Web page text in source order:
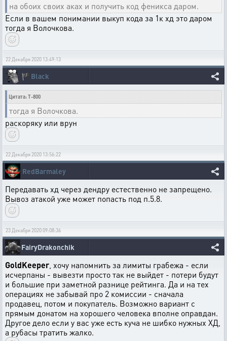
на обоих своих аках и получить код феникса даром.
Если в вашем понимании выкуп кода за 1к хд это даром
тогда я Волочкова.
22 Декабря 2020 13:49:13
🏴 Black
Цитата: T-800
тогда я Волочкова.
раскоряку или врун
22 Декабря 2020 13:56:22
RedBarmaley
Передавать хд через дендру естественно не запрещено.
Вывоз атакой уже может попасть под п.5.8.
23 Декабря 2020 09:08:36
FairyDrakonchik
GoldKeeper , хочу напомнить за лимиты грабежа - если
исчерпаны - вывезти просто так не выйдет - потери будут
и большие при заметной разнице рейтинга. Да и на тех
операциях не забывай про 2 комиссии - сначала
продавец, потом и покупатель. Возможно вариант с
прямым донатом на хорошего человека вполне оправдан.
Другое дело если у вас уже есть куча не шибко нужных ХД,
а рубасы тратить жалко.